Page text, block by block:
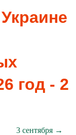
год - 2
3 сентября →